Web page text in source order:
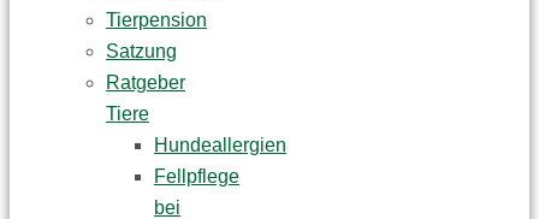
Tierpension
Satzung
Ratgeber
Tiere
Hundeallergien
Fellpflege
bei